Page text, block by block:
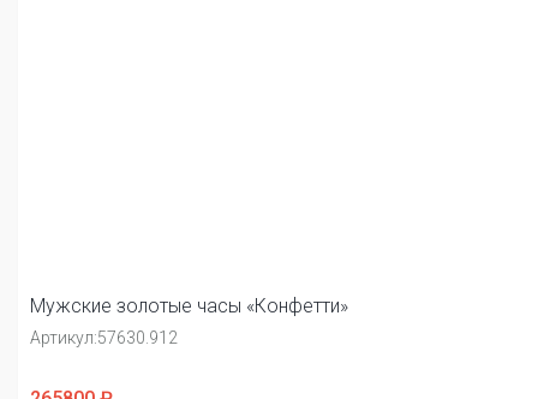
Мужские золотые часы «Конфетти»
Артикул:57630.912